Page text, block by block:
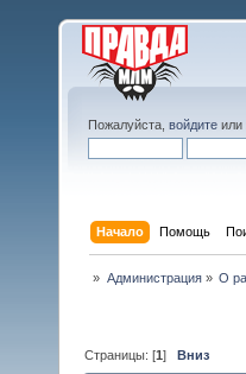
Пожалуйста, войдите или
Начало Помощь
» Администрация» О
Страницы: [1]Вниз